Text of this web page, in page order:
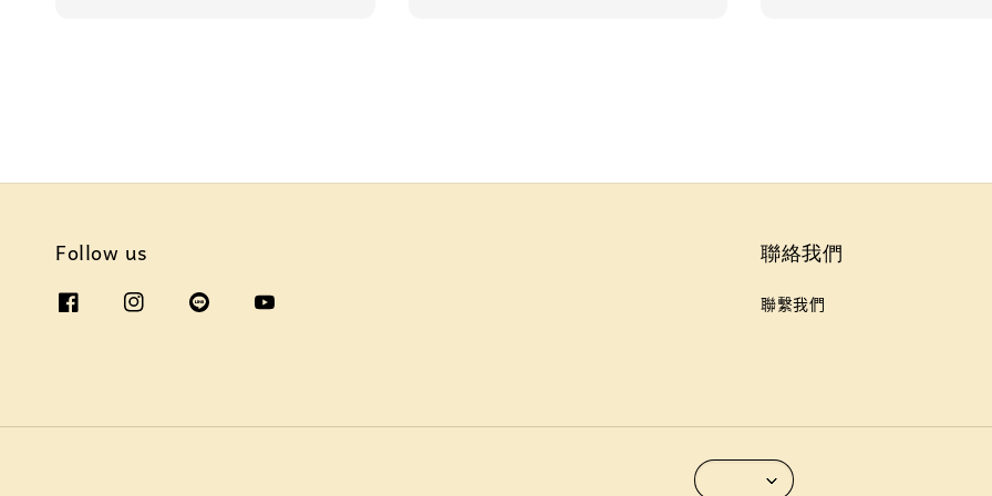
Follow us 聯絡我們
聯繫我們